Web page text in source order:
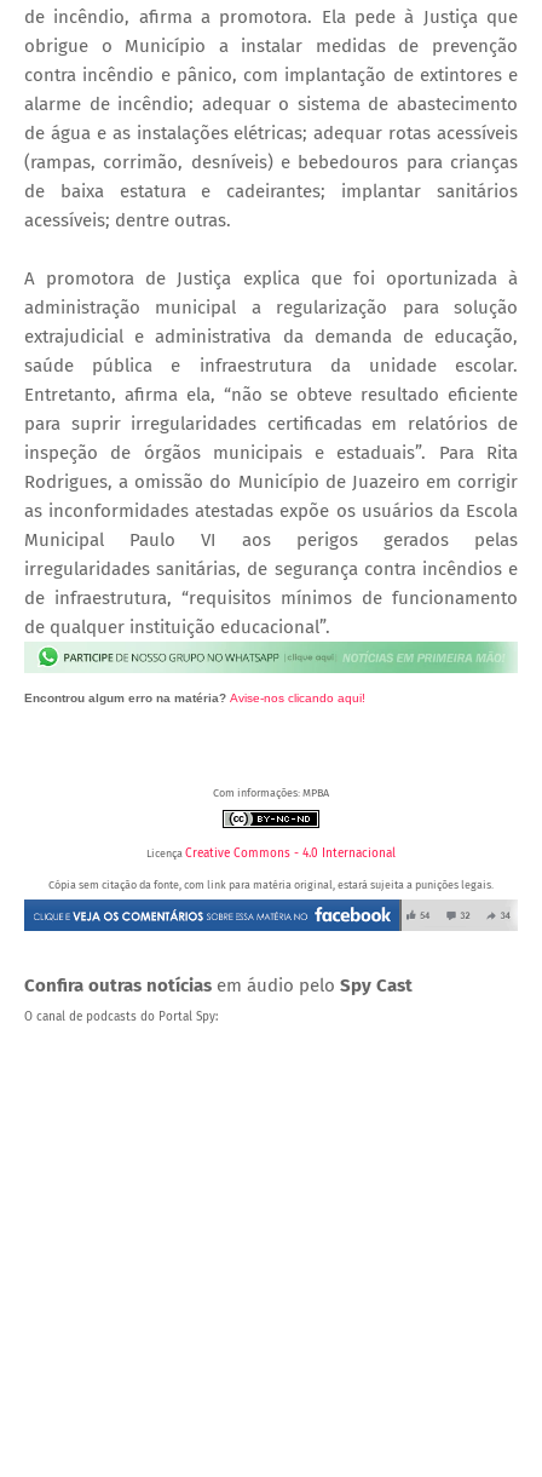
de incêndio, afirma a promotora. Ela pede à Justiça que
obrigue o Município a instalar medidas de prevenção
contra incêndio e pânico, com implantação de extintores e
alarme de incêndio; adequar o sistema de abastecimento
de água e as instalações elétricas; adequar rotas acessíveis
(rampas, corrimão, desníveis) e bebedouros para crianças
de baixa estatura e cadeirantes; implantar sanitários
acessíveis; dentre outras.
A promotora de Justiça explica que foi oportunizada à
administração municipal a regularização para solução
extrajudicial e administrativa da demanda de educação,
saúde pública e infraestrutura da unidade escolar.
Entretanto, afirma ela, “não se obteve resultado eficiente
para suprir irregularidades certificadas em relatórios de
inspeção de órgãos municipais e estaduais”. Para Rita
Rodrigues, a omissão do Município de Juazeiro em corrigir
as inconformidades atestadas expõe os usuários da Escola
Municipal Paulo VI aos perigos gerados pelas
irregularidades sanitárias, de segurança contra incêndios e
de infraestrutura, “requisitos mínimos de funcionamento
de qualquer instituição educacional”.
Encontrou algum erro na matéria? Avise-nos clicando aqui!
Com informações: MPBA
Licença Creative Commons - 4.0 Internacional
Cópia sem citação da fonte, com link para matéria original, estará sujeita a punições legais.
Confira outras notícias em áudio pelo Spy Cast
O canal de podcasts do Portal Spy: